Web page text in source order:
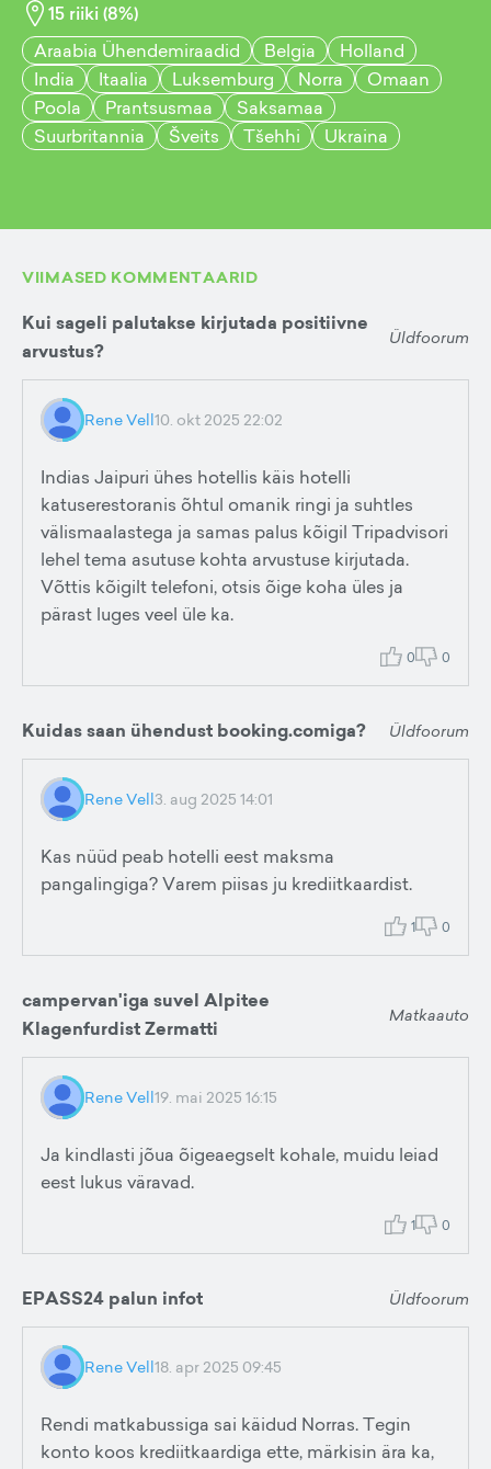
15 riiki (8%)
Araabia Ühendemiraadid
Belgia
Holland
India
Itaalia Luksemburg Norra
Omaan
Poola
Prantsusmaa
Saksamaa
Suurbritannia
Šveits Tšehhi Ukraina
VIIMASED KOMMENTAARID
Kui sageli palutakse kirjutada positiivne
arvustus?
Üldfoorum
Rene Vell10. okt 2025 22:02
Indias Jaipuri ühes hotellis käis hotelli
katuserestoranis õhtul omanik ringi ja suhtles
välismaalastega ja samas palus kõigil Tripadvisori
lehel tema asutuse kohta arvustuse kirjutada.
Võttis kõigilt telefoni, otsis õige koha üles ja
pärast luges veel üle ka.
0 0
Kuidas saan ühendust booking.comiga? Üldfoorum
Rene Vell3. aug 2025 14:01
Kas nüüd peab hotelli eest maksma
pangalingiga? Varem piisas ju krediitkaardist.
1 0
campervan'iga suvel Alpitee
Klagenfurdist Zermatti
Matkaauto
Rene Vell19. mai 2025 16:15
Ja kindlasti jõua õigeaegselt kohale, muidu leiad
eest lukus väravad.
1 0
EPASS24 palun infot Üldfoorum
Rene Vell18. apr 2025 09:45
Rendi matkabussiga sai käidud Norras. Tegin
konto koos krediitkaardiga ette, märkisin ära ka,